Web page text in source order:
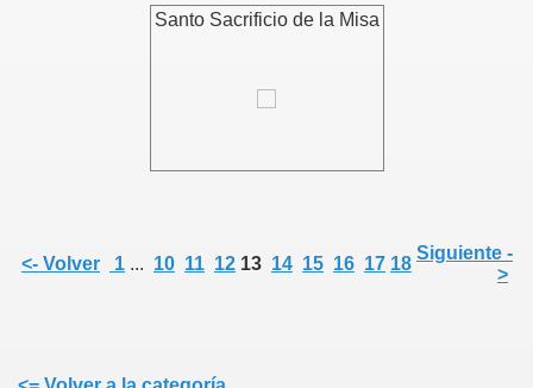
Santo Sacrificio de la Misa
<- Volver 1 ... 10 11 12 13 14 15 16 17 18
Siguiente -
>